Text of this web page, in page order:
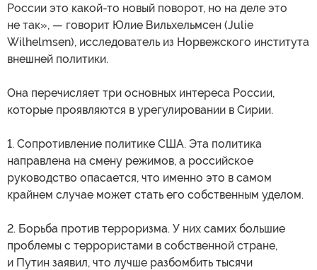
России это какой-то новый поворот, но на деле это
не так», — говорит Юлие Вильхельмсен (Julie
Wilhelmsen), исследователь из Норвежского института
внешней политики.
Она перечисляет три основных интереса России,
которые проявляются в урегулировании в Сирии.
1. Сопротивление политике США. Эта политика
направлена на смену режимов, а российское
руководство опасается, что именно это в самом
крайнем случае может стать его собственным уделом.
2. Борьба против терроризма. У них самих большие
проблемы с террористами в собственной стране,
и Путин заявил, что лучше разбомбить тысячи